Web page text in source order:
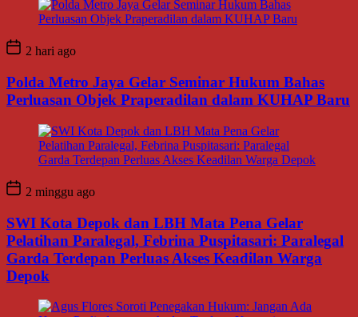
2 hari ago
Polda Metro Jaya Gelar Seminar Hukum Bahas
Perluasan Objek Praperadilan dalam KUHAP Baru
2 minggu ago
SWI Kota Depok dan LBH Mata Pena Gelar
Pelatihan Paralegal, Febrina Puspitasari: Paralegal
Garda Terdepan Perluas Akses Keadilan Warga
Depok